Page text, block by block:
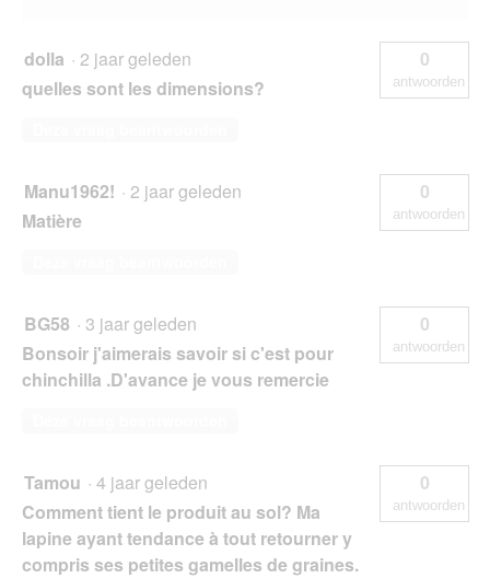
dolla · 2 jaar geleden
quelles sont les dimensions?
0
antwoorden
Manu1962! · 2 jaar geleden
Matière
0
antwoorden
BG58 · 3 jaar geleden
Bonsoir j'aimerais savoir si c'est pour
chinchilla .D'avance je vous remercie
0
antwoorden
Tamou · 4 jaar geleden
Comment tient le produit au sol? Ma
lapine ayant tendance à tout retourner y
compris ses petites gamelles de graines.
0
antwoorden